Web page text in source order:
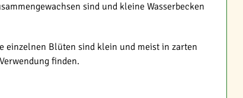
sind und kleine Wasserbecken
einzelnen Blüten sind klein und meist in zarten
finden.